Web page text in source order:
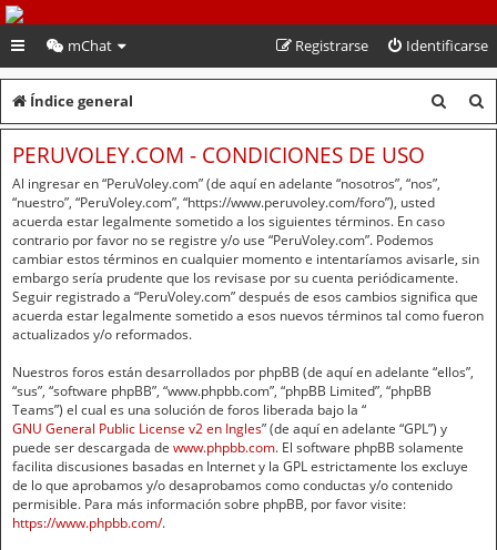
PeruVoley.com
mChat Identificarse
Registrarse
Índice general
u
u
r
PERUVOLEY.COM - CONDICIONES DE USO
Al ingresar en “PeruVoley.com” (de aquí en adelante “nosotros”, “nos”,
“nuestro”, “PeruVoley.com”, “https://www.peruvoley.com/foro”), usted
acuerda estar legalmente sometido a los siguientes términos. En caso
contrario por favor no se registre y/o use “PeruVoley.com”. Podemos
cambiar estos términos en cualquier momento e intentaríamos avisarle, sin
embargo sería prudente que los revisase por su cuenta periódicamente.
Seguir registrado a “PeruVoley.com” después de esos cambios significa que
acuerda estar legalmente sometido a esos nuevos términos tal como fueron
actualizados y/o reformados.
Nuestros foros están desarrollados por phpBB (de aquí en adelante “ellos”,
“sus”, “software phpBB”, “www.phpbb.com”, “phpBB Limited”, “phpBB
Teams”) el cual es una solución de foros liberada bajo la “
GNU General Public License v2 en Ingles” (de aquí en adelante “GPL”) y
puede ser descargada de www.phpbb.com. El software phpBB solamente
facilita discusiones basadas en Internet y la GPL estrictamente los excluye
de lo que aprobamos y/o desaprobamos como conductas y/o contenido
permisible. Para más información sobre phpBB, por favor visite:
https://www.phpbb.com/.